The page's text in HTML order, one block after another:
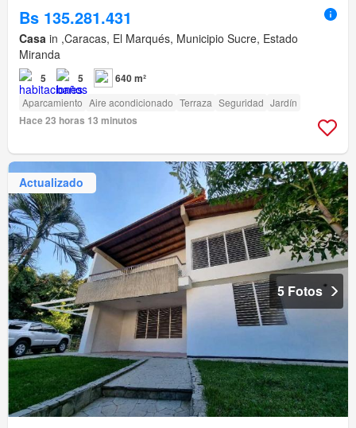
Bs 135.281.431
Casa in ,Caracas, El Marqués, Municipio Sucre, Estado
Miranda
5 5 640 m²
Aparcamiento Aire acondicionado Terraza Seguridad Jardín
Hace 23 horas 13 minutos
Actualizado
5 Fotos